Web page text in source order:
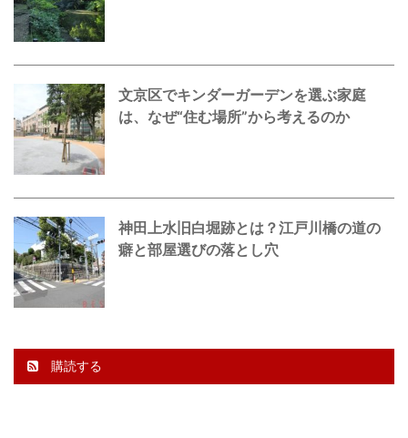
文京区でキンダーガーデンを選ぶ家庭
は、なぜ“住む場所”から考えるのか
神田上水旧白堀跡とは？江戸川橋の道の
癖と部屋選びの落とし穴
購読する